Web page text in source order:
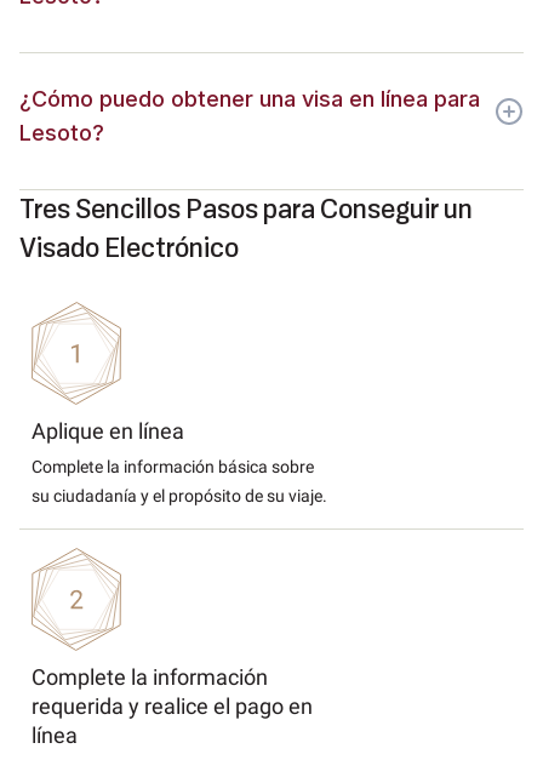
¿Cómo puedo obtener una visa en línea para
Lesoto?
Tres Sencillos Pasos para Conseguir un
Visado Electrónico
Aplique en línea
Complete la información básica sobre
su ciudadanía y el propósito de su viaje.
Complete la información
requerida y realice el pago en
línea